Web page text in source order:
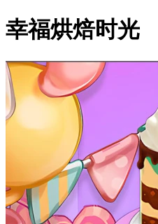
幸福烘焙时光